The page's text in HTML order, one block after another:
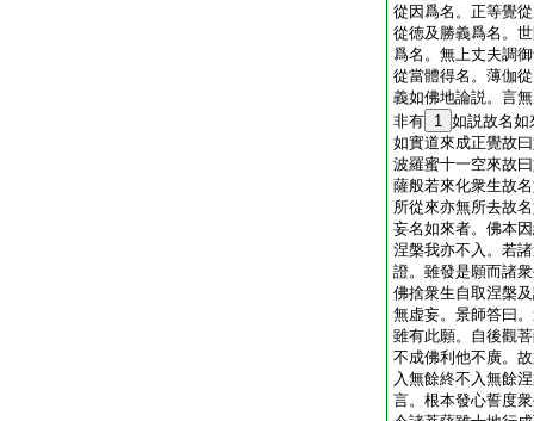
從因爲名。正等覺
從徳及勝義爲名。
爲名。無上丈夫調
從當體得名。薄伽
義如佛地論説。言
非有 1 如説故名如
如實道來成正覺故
波羅蜜十一空來故
薩般若來化衆生故
所從來亦無所去故
妄名如來者。佛本
涅槃我亦不入。若
證。雖發是願而諸
佛捨衆生自取涅槃
無虚妄。景師答曰
雖有此願。自後觀
不成佛利他不廣。
入無餘終不入無餘
言。根本發心誓度